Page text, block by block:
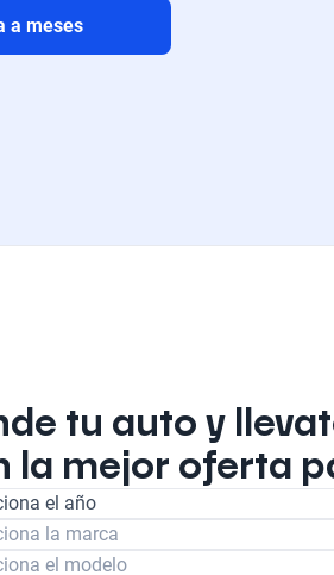
a meses
tu auto y
la mejor oferta
el año
la marca
el modelo